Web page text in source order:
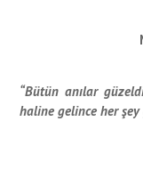
“Bütün anılar
haline gelince her